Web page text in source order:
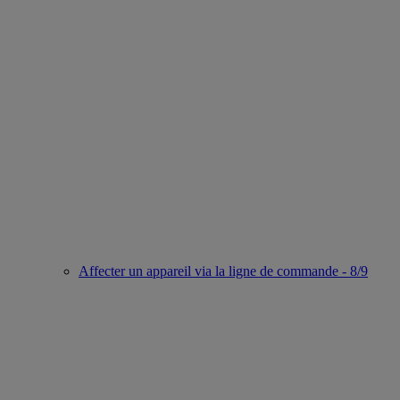
Affecter un appareil via la ligne de commande - 8/9